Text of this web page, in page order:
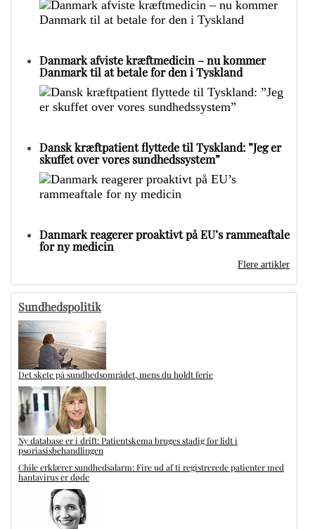
Danmark afviste kræftmedicin – nu kommer
Danmark til at betale for den i Tyskland
Dansk kræftpatient flyttede til Tyskland: ”Jeg er
skuffet over vores sundhedssystem”
Danmark reagerer proaktivt på EU’s rammeaftale
for ny medicin
Flere artikler
Sundhedspolitik
Det skete på sundhedsområdet, mens du holdt ferie
Ny database er i drift: Patientskema bruges stadig for lidt i
psoriasisbehandlingen
Chile erklærer sundhedsalarm: Fire ud af ti registrerede patienter med
hantavirus er døde